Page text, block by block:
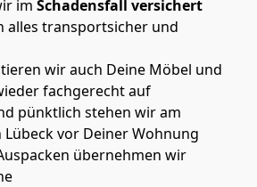
im Schadensfall versichert
alles transportsicher und
wir auch Deine Möbel und
fachgerecht auf
pünktlich stehen wir am
vor Deiner Wohnung
übernehmen wir